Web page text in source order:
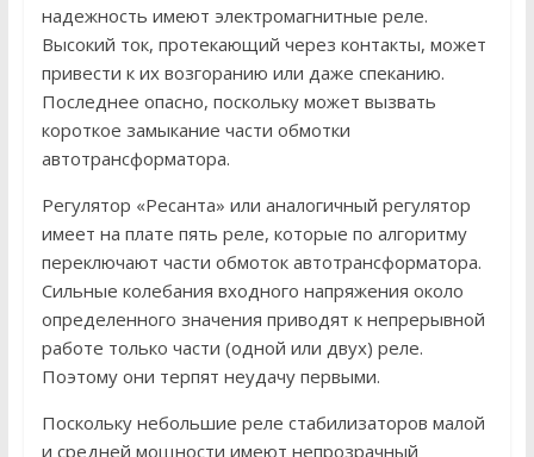
надежность имеют электромагнитные реле.
Высокий ток, протекающий через контакты, может
привести к их возгоранию или даже спеканию.
Последнее опасно, поскольку может вызвать
короткое замыкание части обмотки
автотрансформатора.
Регулятор «Ресанта» или аналогичный регулятор
имеет на плате пять реле, которые по алгоритму
переключают части обмоток автотрансформатора.
Сильные колебания входного напряжения около
определенного значения приводят к непрерывной
работе только части (одной или двух) реле.
Поэтому они терпят неудачу первыми.
Поскольку небольшие реле стабилизаторов малой
и средней мощности имеют непрозрачный